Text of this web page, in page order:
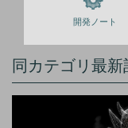
開発ノート
同カテゴリ最新